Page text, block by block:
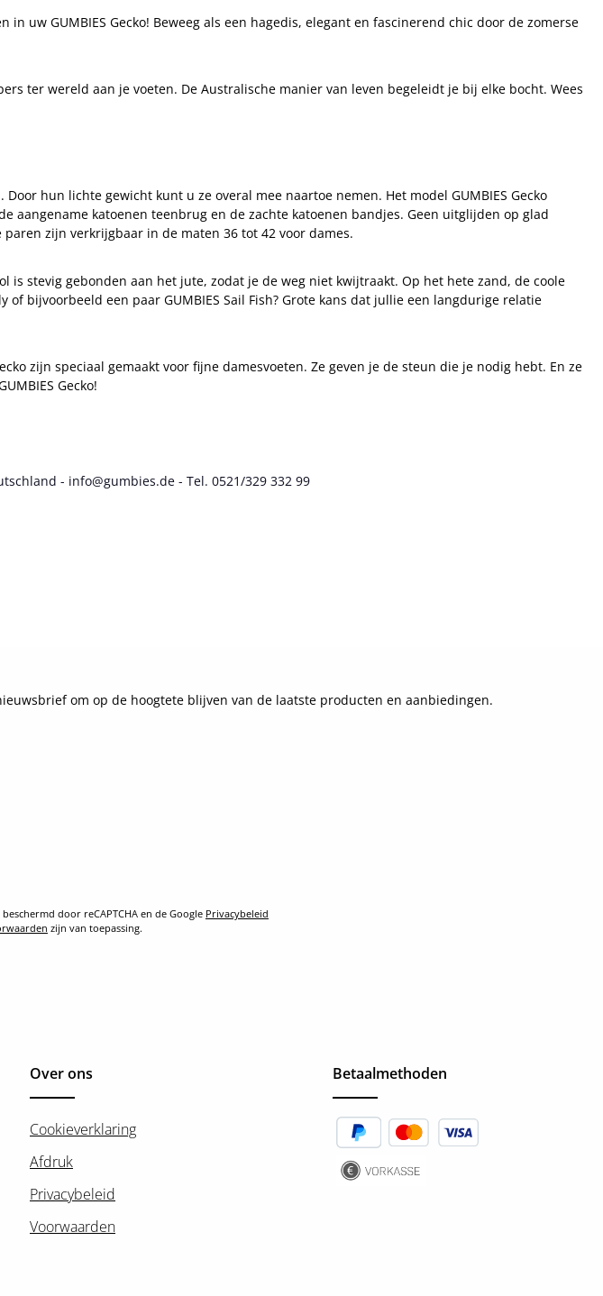
uw GUMBIES Gecko! Beweeg als een hagedis, elegant en fascinerend chic door de zomerse
ter wereld aan je voeten. De Australische manier van leven begeleidt je bij elke bocht. Wees
hun lichte gewicht kunt u ze overal mee naartoe nemen. Het model GUMBIES Gecko
aangename katoenen teenbrug en de zachte katoenen bandjes. Geen uitglijden op glad
zijn verkrijgbaar in de maten 36 tot 42 voor dames.
stevig gebonden aan het jute, zodat je de weg niet kwijtraakt. Op het hete zand, de coole
of bijvoorbeeld een paar GUMBIES Sail Fish? Grote kans dat jullie een langdurige relatie
zijn speciaal gemaakt voor fijne damesvoeten. Ze geven je de steun die je nodig hebt. En ze
Gecko!
- info@gumbies.de - Tel. 0521/329 332 99
om op de hoogtete blijven van de laatste producten en aanbiedingen.
door reCAPTCHA en de Google Privacybeleid
zijn van toepassing.
Over ons
Cookieverklaring
Afdruk
Privacybeleid
Voorwaarden
Betaalmethoden